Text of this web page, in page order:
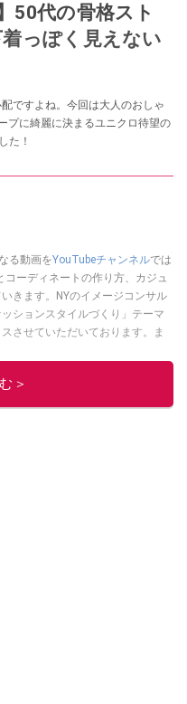
50代の骨格スト
っぽく見えない
ですよね。今回は大人のおしゃ
プに綺麗に決まるユニクロ待望の
た！
る動画をYouTubeチャンネルでは
ーディネートの作り方、カジュ
きます。NYのイメージコンサル
ションスタイルづくり」テーマ
させていただいております。ま
ント（25年以上のキャリア）か
＞